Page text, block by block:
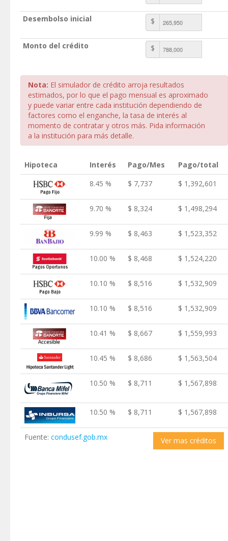
Desembolso inicial $
Monto del crédito $
Nota: El simulador de crédito arroja resultados
estimados, por lo que el pago mensual es aproximado
y puede variar entre cada institución dependiendo de
factores como el enganche, la tasa de interés al
momento de contratar y otros más. Pida información
a la institución para más detalle.
Hipoteca Interés Pago/Mes
Pago/total
8.45 %
$ 7,737 $ 1,392,601
9.70 % $ 8,324 $ 1,498,294
9.99 % $ 8,463 $ 1,523,352
10.00 % $ 8,468 $ 1,524,220
10.10 % $ 8,516 $ 1,532,909
10.10 % $ 8,516 $ 1,532,909
10.41 % $ 8,667 $ 1,559,993
10.45 % $ 8,686 $ 1,563,504
10.50 % $ 8,711 $ 1,567,898
10.50 % $ 8,711 $ 1,567,898
Fuente: condusef.gob.mx Ver mas créditos